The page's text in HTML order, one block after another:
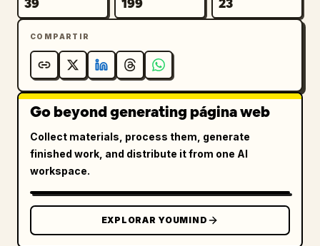
COMPARTIR
Go beyond generating página web
Collect materials, process them, generate
finished work, and distribute it from one AI
workspace.
EXPLORAR YOUMIND